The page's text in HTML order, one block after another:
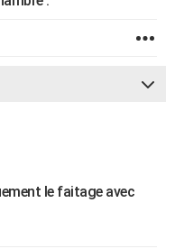
le faitage avec